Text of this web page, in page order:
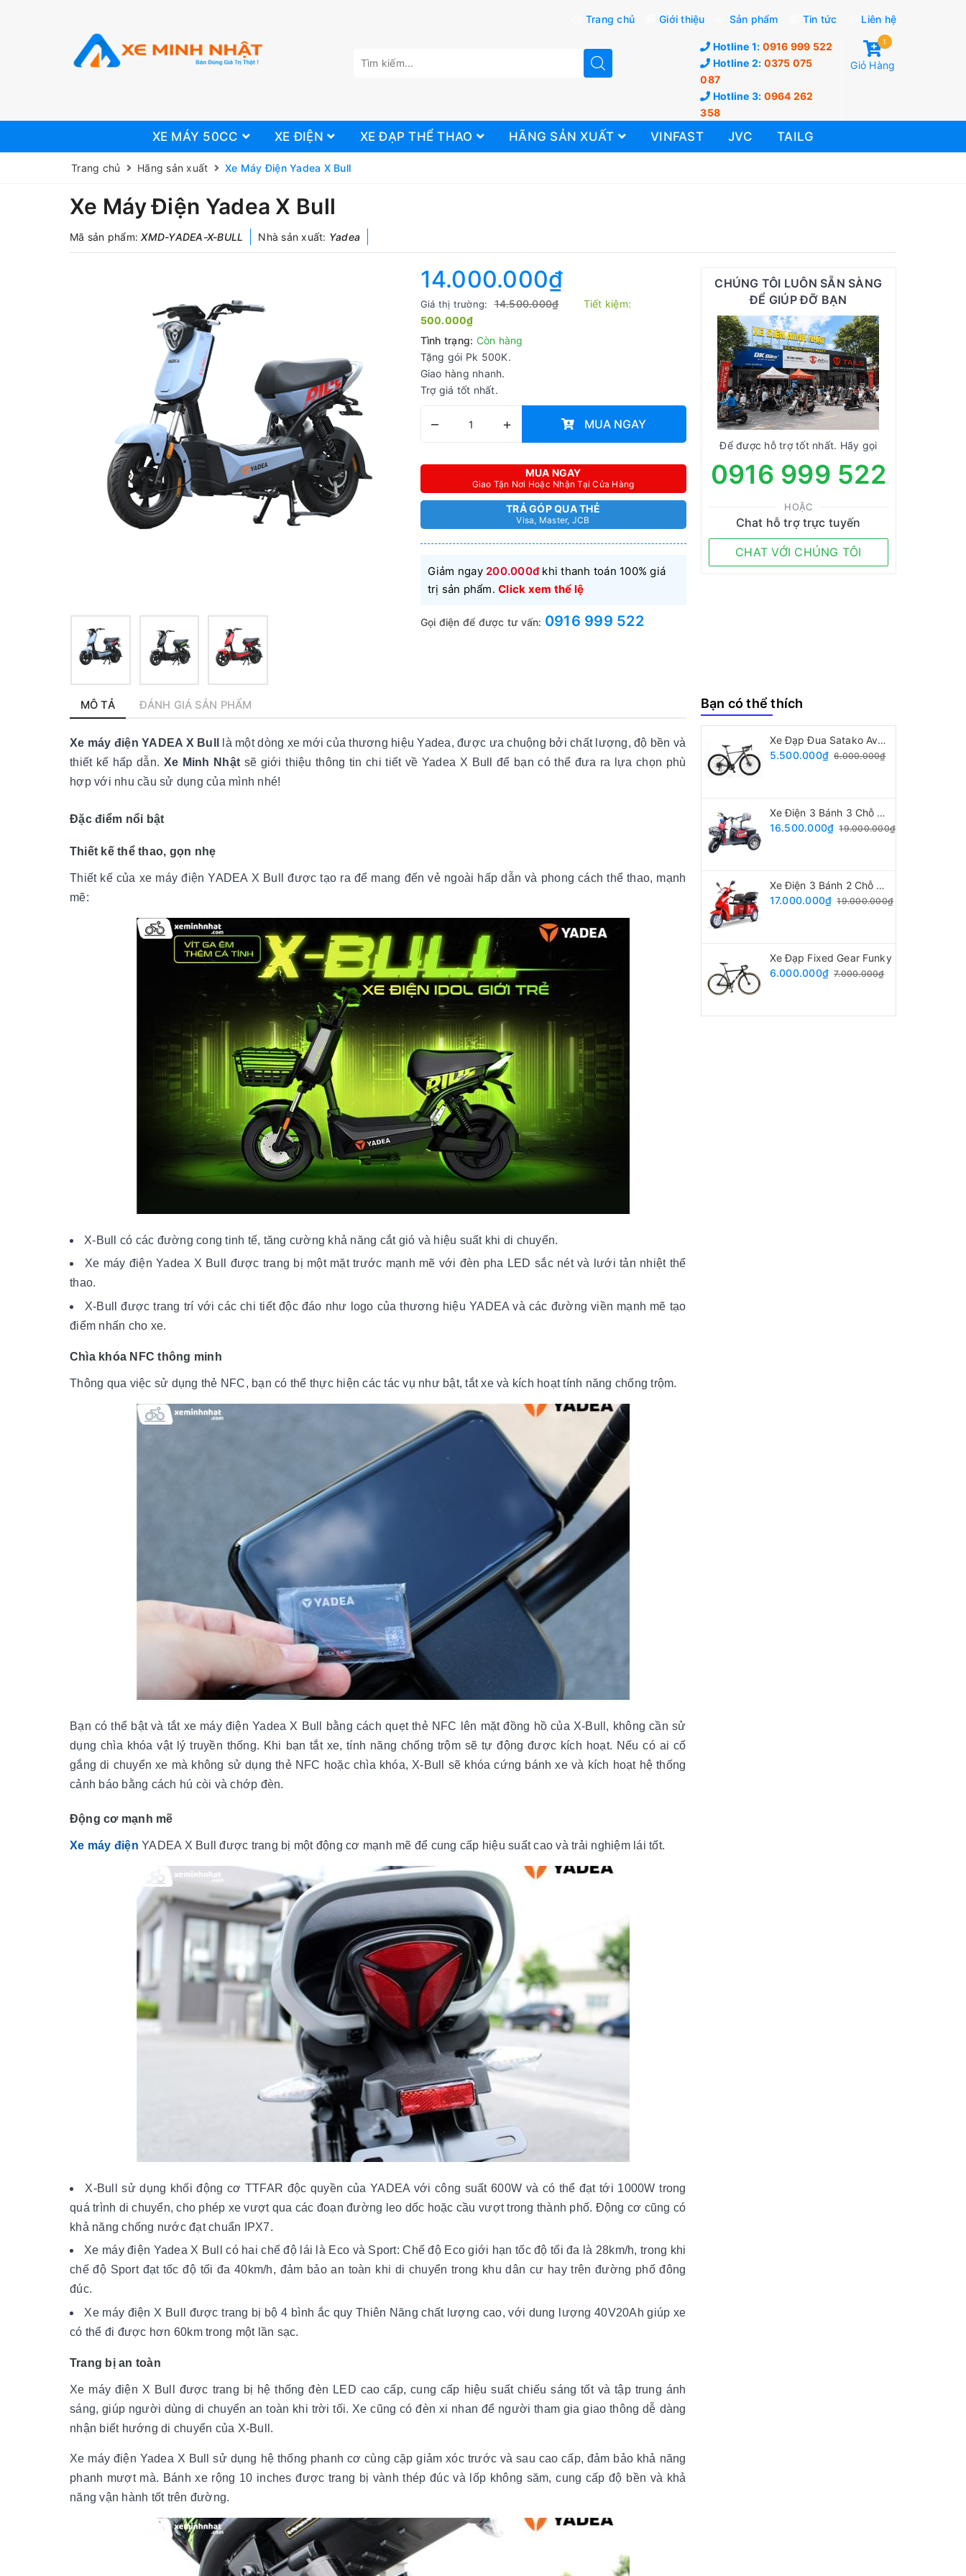
Trang chủ Giới thiệu Sản phẩm Tin tức Liên hệ
Hotline 1: 0916 999 522
Hotline 2: 0375 075
087
Hotline 3: 0964 262
358
1
Giỏ Hàng
XE MÁY 50CC XE ĐIỆN XE ĐẠP THỂ THAO HÃNG SẢN XUẤT VINFAST JVC TAILG
Trang chủ Hãng sản xuất Xe Máy Điện Yadea X Bull
Xe Máy Điện Yadea X Bull
Mã sản phẩm:XMD-YADEA-X-BULL Nhà sản xuất: Yadea
14.000.000₫
Giá thị trường: 14.500.000₫
Tiết kiệm:
500.000₫
Tình trạng: Còn hàng
Tặng gói Pk 500K.
Giao hàng nhanh.
Trợ giá tốt nhất.
– + MUA NGAY
MUA NGAY
Giao Tận Nơi Hoặc Nhận Tại Cửa Hàng
TRẢ GÓP QUA THẺ
Visa, Master, JCB
Giảm ngay 200.000đkhi thanh toán 100% giá
trị sản phẩm. Click xem thể lệ
Gọi điện để được tư vấn: 0916 999 522
CHÚNG TÔI LUÔN SẴN SÀNG
ĐỂ GIÚP ĐỠ BẠN
Để được hỗ trợ tốt nhất. Hãy gọi
0916 999 522
HOẶC
Chat hỗ trợ trực tuyến
CHAT VỚI CHÚNG TÔI
MÔ TẢ ĐÁNH GIÁ SẢN PHẨM
Xe máy điện YADEA X Bull
là một dòng xe mới của thương hiệu Yadea, được ưa chuộng bởi chất lượng, độ bền và
thiết kế hấp dẫn. Xe Minh Nhật sẽ giới thiệu thông tin chi tiết về Yadea X Bull để bạn có thể đưa ra lựa chọn phù
hợp với nhu cầu sử dụng của mình nhé!
Đặc điểm nổi bật
Thiết kế thể thao, gọn nhẹ
Thiết kế của xe máy điện YADEA X Bull được tạo ra để mang đến vẻ ngoài hấp dẫn và phong cách thể thao, mạnh
mẽ:
X-Bull có các đường cong tinh tế, tăng cường khả năng cắt gió và hiệu suất khi di chuyển.
Xe máy điện Yadea X Bull được trang bị một mặt trước mạnh mẽ với đèn pha LED sắc nét và lưới tản nhiệt thể
thao.
X-Bull được trang trí với các chi tiết độc đáo như logo của thương hiệu YADEA và các đường viền mạnh mẽ tạo
điểm nhấn cho xe.
Chìa khóa NFC thông minh
Thông qua việc sử dụng thẻ NFC, bạn có thể thực hiện các tác vụ như bật, tắt xe và kích hoạt tính năng chống trộm.
Bạn có thể bật và tắt xe máy điện Yadea X Bull bằng cách quẹt thẻ NFC lên mặt đồng hồ của X-Bull, không cần sử
dụng chìa khóa vật lý truyền thống. Khi bạn tắt xe, tính năng chống trộm sẽ tự động được kích hoạt. Nếu có ai cố
gắng di chuyển xe mà không sử dụng thẻ NFC hoặc chìa khóa, X-Bull sẽ khóa cứng bánh xe và kích hoạt hệ thống
cảnh báo bằng cách hú còi và chớp đèn.
Động cơ mạnh mẽ
Xe máy điện YADEA X Bull được trang bị một động cơ mạnh mẽ để cung cấp hiệu suất cao và trải nghiệm lái tốt.
X-Bull sử dụng khối động cơ TTFAR độc quyền của YADEA với công suất 600W và có thể đạt tới 1000W trong
quá trình di chuyển, cho phép xe vượt qua các đoạn đường leo dốc hoặc cầu vượt trong thành phố. Động cơ cũng có
khả năng chống nước đạt chuẩn IPX7.
Xe máy điện Yadea X Bull có hai chế độ lái là Eco và Sport: Chế độ Eco giới hạn tốc độ tối đa là 28km/h, trong khi
chế độ Sport đạt tốc độ tối đa 40km/h, đảm bảo an toàn khi di chuyển trong khu dân cư hay trên đường phố đông
đúc.
Xe máy điện X Bull được trang bị bộ 4 bình ắc quy Thiên Năng chất lượng cao, với dung lượng 40V20Ah giúp xe
có thể đi được hơn 60km trong một lần sạc.
Trang bị an toàn
Xe máy điện X Bull được trang bị hệ thống đèn LED cao cấp, cung cấp hiệu suất chiếu sáng tốt và tập trung ánh
sáng, giúp người dùng di chuyển an toàn khi trời tối. Xe cũng có đèn xi nhan để người tham gia giao thông dễ dàng
nhận biết hướng di chuyển của X-Bull.
Xe máy điện Yadea X Bull sử dụng hệ thống phanh cơ cùng cặp giảm xóc trước và sau cao cấp, đảm bảo khả năng
phanh mượt mà. Bánh xe rộng 10 inches được trang bị vành thép đúc và lốp không săm, cung cấp độ bền và khả
năng vận hành tốt trên đường.
Bạn có thể thích
Xe Đạp Đua Satako Avakan
5.500.000₫ 6.000.000₫
Xe Điện 3 Bánh 3 Chỗ Ngồi
16.500.000₫ 19.000.000₫
Xe Điện 3 Bánh 2 Chỗ Ngồi
17.000.000₫ 19.000.000₫
Xe Đạp Fixed Gear Funky
6.000.000₫ 7.000.000₫